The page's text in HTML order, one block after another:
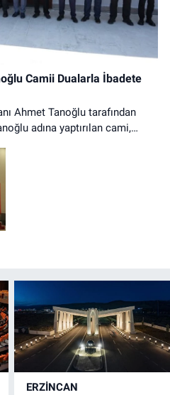
Camii Dualarla İbadete
Ahmet Tanoğlu tarafından
adına yaptırılan cami,
ERZINCAN